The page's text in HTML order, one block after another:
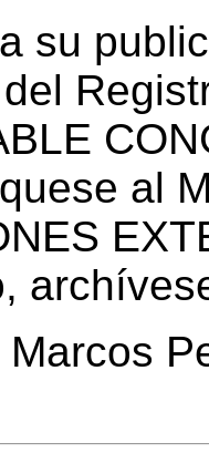
su
al
Marcos